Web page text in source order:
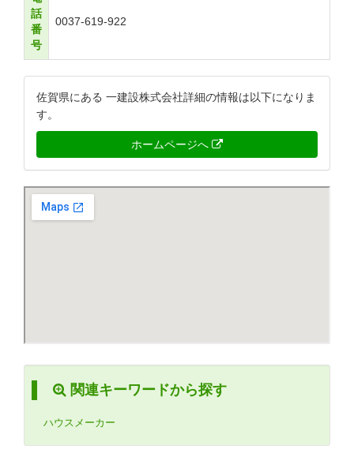
話
番
号
0037-619-922
佐賀県にある 一建設株式会社詳細の情報は以下になりま
す。
ホームページへ
関連キーワードから探す
ハウスメーカー